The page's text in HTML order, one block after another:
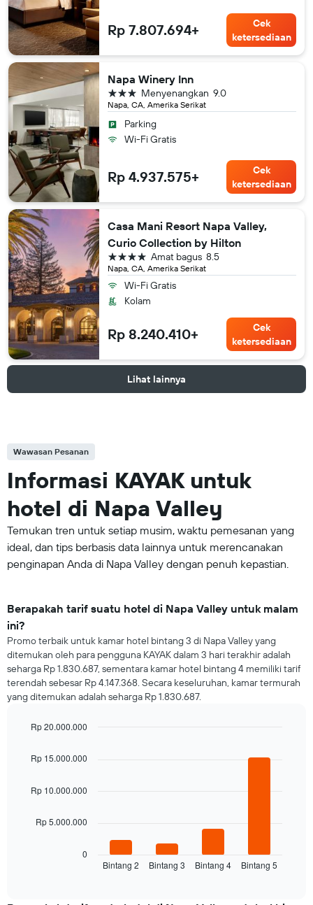
Rp 7.807.694+
Cek
ketersediaan
Napa Winery Inn
Napa, CA, Amerika Serikat
9.0
Menyenangkan
bintang 3
Parking
Wi-Fi Gratis
Rp 4.937.575+
Cek
ketersediaan
Casa Mani Resort Napa Valley,
Curio Collection by Hilton
Napa, CA, Amerika Serikat
8.5
Amat bagus
bintang 4
Wi-Fi Gratis
Kolam
Rp 8.240.410+
Cek
ketersediaan
Lihat lainnya
Wawasan Pesanan
Informasi KAYAK untuk
hotel di Napa Valley
Temukan tren untuk setiap musim, waktu pemesanan yang
ideal, dan tips berbasis data lainnya untuk merencanakan
penginapan Anda di Napa Valley dengan penuh kepastian.
Berapakah tarif suatu hotel di Napa Valley untuk malam
ini?
Promo terbaik untuk kamar hotel bintang 3 di Napa Valley yang
ditemukan oleh para pengguna KAYAK dalam 3 hari terakhir adalah
seharga Rp 1.830.687, sementara kamar hotel bintang 4 memiliki tarif
terendah sebesar Rp 4.147.368. Secara keseluruhan, kamar termurah
yang ditemukan adalah seharga Rp 1.830.687.
with
bars.
berikut
Bintang 2 Bintang 3 Bintang 4 Bintang 5
0
Rp 5.000.000
Rp 10.000.000
Rp 15.000.000
Rp 20.000.000